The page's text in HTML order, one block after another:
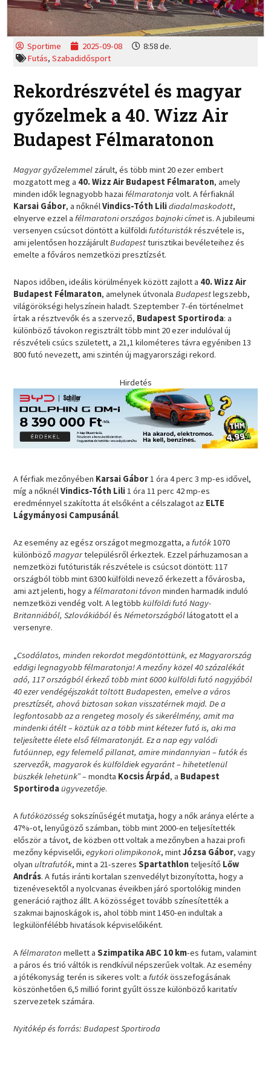
Sportime 2025-09-08
8:58 de.
Futás,Szabadidősport
Rekordrészvétel és magyar
győzelmek a 40. Wizz Air
Budapest Félmaratonon
Magyar győzelemmel zárult, és több mint 20 ezer embert
mozgatott meg a 40. Wizz Air Budapest Félmaraton, amely
minden idők legnagyobb hazaifélmaratonjavolt. A férfiaknál
Karsai Gábor, a nőknélVindics-Tóth Lilidiadalmaskodott,
elnyerve ezzel afélmaratoni országos bajnoki címetis. A jubileumi
versenyen csúcsot döntött a külföldifutóturistákrészvétele is,
ami jelentősen hozzájárultBudapestturisztikai bevéleteihez és
emelte a főváros nemzetközi presztízsét.
Napos időben, ideális körülmények között zajlott a 40. Wizz Air
Budapest Félmaraton, amelynek útvonalaBudapestlegszebb,
világörökségi helyszínein haladt. Szeptember 7-én történelmet
írtak a résztvevők és a szervező, Budapest Sportiroda: a
különböző távokon regisztrált több mint 20 ezer indulóval új
részvételi csúcs született, a 21,1 kilométeres távra egyéniben 13
800 futó nevezett, ami szintén új magyarországi rekord.
Hirdetés
A férfiak mezőnyében Karsai Gábor1 óra 4 perc 3 mp-es idővel,
míg a nőknélVindics-Tóth Lili1 óra 11 perc 42 mp-es
eredménnyel szakította át elsőként a célszalagot az ELTE
Lágymányosi Campusánál.
Az esemény az egész országot megmozgatta, afutók1070
különbözőmagyartelepülésről érkeztek. Ezzel párhuzamosan a
nemzetközi futóturisták részvétele is csúcsot döntött: 117
országból több mint 6300 külföldi nevező érkezett a fővárosba,
ami azt jelenti, hogy afélmaratoni távon minden harmadik induló
nemzetközi vendég volt. A legtöbbkülföldi futó Nagy-
Britanniából, SzlovákiábólésNémetországbóllátogatott el a
versenyre.
„Csodálatos, minden rekordot megdöntöttünk, ez Magyarország
eddigi legnagyobb félmaratonja! A mezőny közel 40 százalékát
adó, 117 országból érkező több mint 6000 külföldi futó nagyjából
40 ezer vendégéjszakát töltött Budapesten, emelve a város
presztízsét, ahová biztosan sokan visszatérnek majd. De a
legfontosabb az a rengeteg mosoly és sikerélmény, amit ma
mindenki átélt – köztük az a több mint kétezer futó is, aki ma
teljesítette élete első félmaratonját. Ez a nap egy valódi
futóünnep, egy felemelő pillanat, amire mindannyian – futók és
szervezők, magyarok és külföldiek egyaránt – hihetetlenül
büszkék lehetünk” –mondta Kocsis Árpád, a Budapest
Sportirodaügyvezetője.
Afutóközösségsokszínűségét mutatja, hogy a nők aránya elérte a
47%-ot, lenyűgöző számban, több mint 2000-en teljesítették
először a távot, de közben ott voltak a mezőnyben a hazai profi
mezőny képviselői,egykori olimpikonok, mintJózsa Gábor, vagy
olyanultrafutók, mint a 21-szeresSpartathlonteljesítő Lőw
András. A futás iránti kortalan szenvedélyt bizonyította, hogy a
tizenévesektől a nyolcvanas éveikben járó sportolókig minden
generáció rajthoz állt. A közösséget tovább színesítették a
szakmai bajnoskágok is, ahol több mint 1450-en indultak a
legkülönfélébb hivatások képviselőiként.
Afélmaraton mellett aSzimpatika ABC 10 km-es futam, valamint
a páros és trió váltók is rendkívül népszerűek voltak. Az esemény
a jótékonyság terén is sikeres volt: afutókösszefogásának
köszönhetően 6,5 millió forint gyűlt össze különböző karitatív
szervezetek számára.
Nyitókép és forrás: Budapest Sportiroda